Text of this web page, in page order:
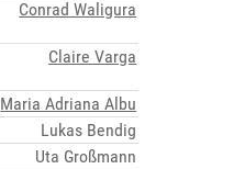
Conrad Waligura
Claire Varga
Maria Adriana Albu
Lukas Bendig
Uta Großmann